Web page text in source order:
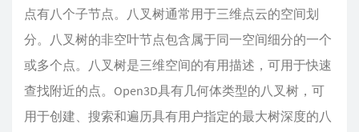
点有八个子节点。八叉树通常用于三维点云的空间划
分。八叉树的非空叶节点包含属于同一空间细分的一个
或多个点。八叉树是三维空间的有用描述，可用于快速
查找附近的点。Open3D具有几何体类型的八叉树，可
用于创建、搜索和遍历具有用户指定的最大树深度的八